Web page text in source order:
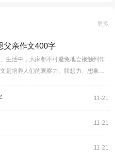
更多
父亲作文400字
生活中，大家都不可避免地会接触到作
是培养人们的观察力、联想力、想象
11-21
11-21
11-21